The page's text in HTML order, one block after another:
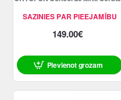
SAZINIES PAR PIEEJAMĪBU
149.00€
Pievienot grozam